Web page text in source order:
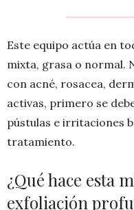
Este equipo actúa en
mixta, grasa o normal.
con acné, rosacea,
activas, primero se
pústulas e irritaciones
tratamiento.
¿Qué hace esta
exfoliación